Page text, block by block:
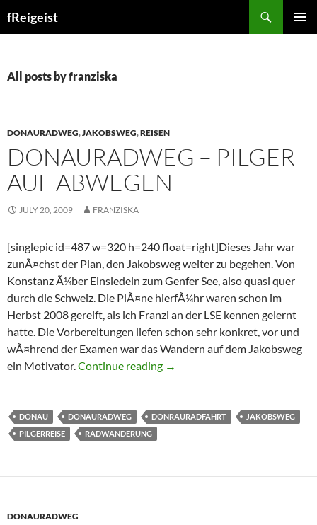
fReigeist
All posts by franziska
DONAURADWEG,JAKOBSWEG,REISEN
DONAURADWEG – PILGER
AUF ABWEGEN
JULY 20, 2009 FRANZISKA
[singlepic id=487 w=320 h=240 float=right]Dieses Jahr war
zunÃ¤chst der Plan, den Jakobsweg weiter zu begehen. Von
Konstanz Ã¼ber Einsiedeln zum Genfer See, also quasi quer
durch die Schweiz. Die PlÃ¤ne hierfÃ¼hr waren schon im
Herbst 2008 gereift, als ich Franzi an der LSE kennen gelernt
hatte. Die Vorbereitungen liefen schon sehr konkret, vor und
wÃ¤hrend der Examen war das Wandern auf dem Jakobsweg
ein Motivator.Continue reading Donauradweg – Pilger auf
→
DONAU DONAURADWEG DONRAURADFAHRT
JAKOBSWEG
PILGERREISE
RADWANDERUNG
DONAURADWEG